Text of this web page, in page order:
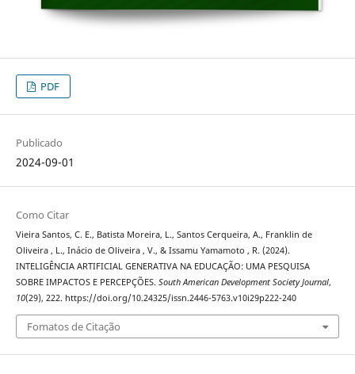
PDF
Publicado
2024-09-01
Como Citar
Vieira Santos, C. E., Batista Moreira, L., Santos Cerqueira, A., Franklin de
Oliveira , L., Inácio de Oliveira , V., & Issamu Yamamoto , R. (2024).
INTELIGÊNCIA ARTIFICIAL GENERATIVA NA EDUCAÇÃO: UMA PESQUISA
SOBRE IMPACTOS E PERCEPÇÕES. South American Development Society Journal,
10(29), 222. https://doi.org/10.24325/issn.2446-5763.v10i29p222-240
Fomatos de Citação